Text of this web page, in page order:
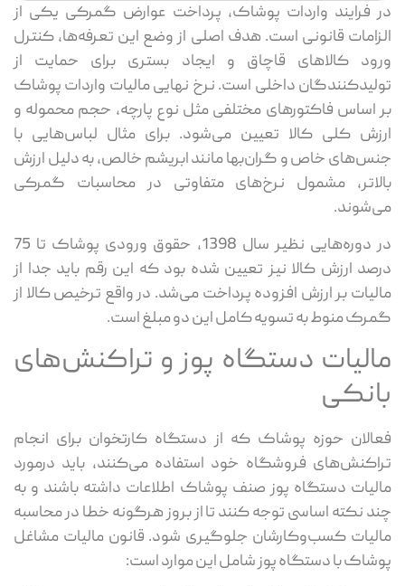
در فرایند واردات پوشاک، پرداخت عوارض گمرکی یکی از
الزامات قانونی است. هدف اصلی از وضع این تعرفه‌ها، کنترل
ورود کالاهای قاچاق و ایجاد بستری برای حمایت از
تولیدکنندگان داخلی است. نرخ نهایی مالیات واردات پوشاک
بر اساس فاکتورهای مختلفی مثل نوع پارچه، حجم محموله و
ارزش کلی کالا تعیین می‌شود. برای مثال لباس‌هایی با
جنس‌های خاص و گران‌بها مانند ابریشم خالص، به دلیل ارزش
بالاتر، مشمول نرخ‌های متفاوتی در محاسبات گمرکی
می‌شوند.
در دوره‌هایی نظیر سال 1398، حقوق ورودی پوشاک تا 75
درصد ارزش کالا نیز تعیین شده بود که این رقم باید جدا از
مالیات بر ارزش افزوده پرداخت می‌شد. در واقع ترخیص کالا از
گمرک منوط به تسویه کامل این دو مبلغ است.
مالیات دستگاه پوز و تراکنش‌های
بانکی
فعالان حوزه پوشاک که از دستگاه کارتخوان برای انجام
تراکنش‌های فروشگاه خود استفاده می‌کنند، باید درمورد
مالیات دستگاه پوز صنف پوشاک اطلاعات داشته باشند و به
چند نکته اساسی توجه کنند تا از بروز هرگونه خطا در محاسبه
مالیات کسب‌وکارشان جلوگیری شود. قانون مالیات مشاغل
پوشاک با دستگاه پوز شامل این موارد است: